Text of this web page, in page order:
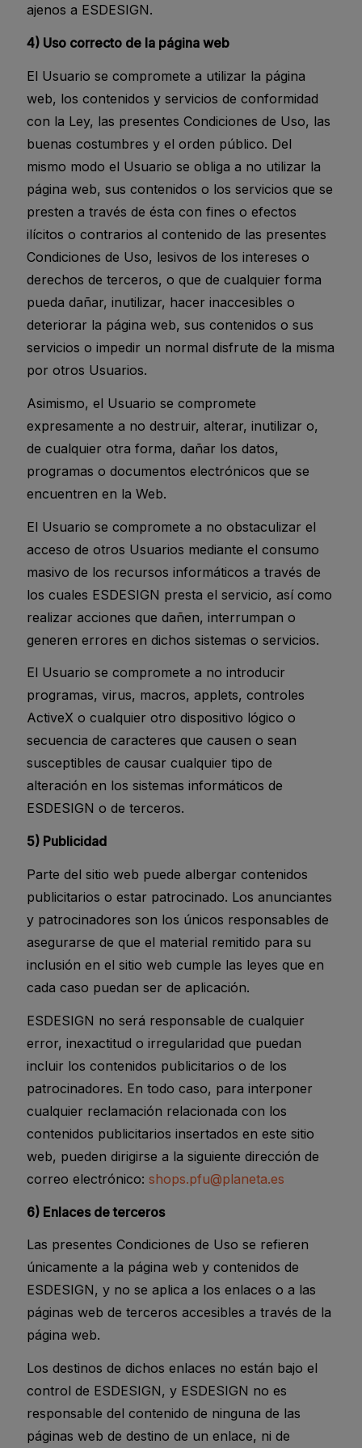
ajenos a ESDESIGN.
4) Uso correcto de la página web
El Usuario se compromete a utilizar la página
web, los contenidos y servicios de conformidad
con la Ley, las presentes Condiciones de Uso, las
buenas costumbres y el orden público. Del
mismo modo el Usuario se obliga a no utilizar la
página web, sus contenidos o los servicios que se
presten a través de ésta con fines o efectos
ilícitos o contrarios al contenido de las presentes
Condiciones de Uso, lesivos de los intereses o
derechos de terceros, o que de cualquier forma
pueda dañar, inutilizar, hacer inaccesibles o
deteriorar la página web, sus contenidos o sus
servicios o impedir un normal disfrute de la misma
por otros Usuarios.
Asimismo, el Usuario se compromete
expresamente a no destruir, alterar, inutilizar o,
de cualquier otra forma, dañar los datos,
programas o documentos electrónicos que se
encuentren en la Web.
El Usuario se compromete a no obstaculizar el
acceso de otros Usuarios mediante el consumo
masivo de los recursos informáticos a través de
los cuales ESDESIGN presta el servicio, así como
realizar acciones que dañen, interrumpan o
generen errores en dichos sistemas o servicios.
El Usuario se compromete a no introducir
programas, virus, macros, applets, controles
ActiveX o cualquier otro dispositivo lógico o
secuencia de caracteres que causen o sean
susceptibles de causar cualquier tipo de
alteración en los sistemas informáticos de
ESDESIGN o de terceros.
5) Publicidad
Parte del sitio web puede albergar contenidos
publicitarios o estar patrocinado. Los anunciantes
y patrocinadores son los únicos responsables de
asegurarse de que el material remitido para su
inclusión en el sitio web cumple las leyes que en
cada caso puedan ser de aplicación.
ESDESIGN no será responsable de cualquier
error, inexactitud o irregularidad que puedan
incluir los contenidos publicitarios o de los
patrocinadores. En todo caso, para interponer
cualquier reclamación relacionada con los
contenidos publicitarios insertados en este sitio
web, pueden dirigirse a la siguiente dirección de
correo electrónico:shops.pfu@planeta.es
6) Enlaces de terceros
Las presentes Condiciones de Uso se refieren
únicamente a la página web y contenidos de
ESDESIGN, y no se aplica a los enlaces o a las
páginas web de terceros accesibles a través de la
página web.
Los destinos de dichos enlaces no están bajo el
control de ESDESIGN, y ESDESIGN no es
responsable del contenido de ninguna de las
páginas web de destino de un enlace, ni de